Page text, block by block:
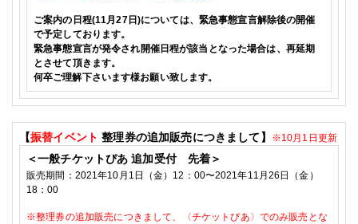
ご案内の日程(11月27日)については、緊急事態宣言解除後の開催
で予定しております。
緊急事態宣言が発令され開催日程が該当となった場合は、再延期
とさせて頂きます。
何卒ご理解下さいます様お願い致します。
【振替イベント整理券の追加販売につきまして 】 ※10月1日更新
＜一般チケットぴあ 追加受付 先着＞
販売期間： 2021年10 月1 日（金） 12 ： 00〜2021年11 月26 日（金）
18 ：00
※整理券の追加販売につきまして、〈チケットぴあ〉でのみ販売とな